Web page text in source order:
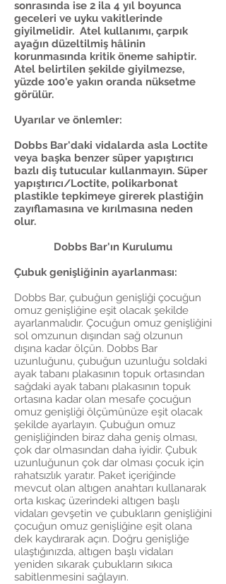
sonrasında ise 2 ila 4 yıl boyunca
geceleri ve uyku vakitlerinde
giyilmelidir. Atel kullanımı, çarpık
ayağın düzeltilmiş hâlinin
korunmasında kritik öneme sahiptir.
Atel belirtilen şekilde giyilmezse,
yüzde 100'e yakın oranda nüksetme
görülür.
Uyarılar ve önlemler:
Dobbs Bar'daki vidalarda asla Loctite
veya başka benzer süper yapıştırıcı
bazlı diş tutucular kullanmayın. Süper
yapıştırıcı/Loctite, polikarbonat
plastikle tepkimeye girerek plastiğin
zayıflamasına ve kırılmasına neden
olur.
Dobbs Bar'ın Kurulumu
Çubuk genişliğinin ayarlanması:
Dobbs Bar, çubuğun genişliği çocuğun
omuz genişliğine eşit olacak şekilde
ayarlanmalıdır. Çocuğun omuz genişliğini
sol omzunun dışından sağ olzunun
dışına kadar ölçün. Dobbs Bar
uzunluğunu, çubuğun uzunluğu soldaki
ayak tabanı plakasının topuk ortasından
sağdaki ayak tabanı plakasının topuk
ortasına kadar olan mesafe çocuğun
omuz genişliği ölçümünüze eşit olacak
şekilde ayarlayın. Çubuğun omuz
genişliğinden biraz daha geniş olması,
çok dar olmasından daha iyidir. Çubuk
uzunluğunun çok dar olması çocuk için
rahatsızlık yaratır. Paket içeriğinde
mevcut olan altıgen anahtarı kullanarak
orta kıskaç üzerindeki altıgen başlı
vidaları gevşetin ve çubukların genişliğini
çocuğun omuz genişliğine eşit olana
dek kaydırarak açın. Doğru genişliğe
ulaştığınızda, altıgen başlı vidaları
yeniden sıkarak çubukların sıkıca
sabitlenmesini sağlayın.